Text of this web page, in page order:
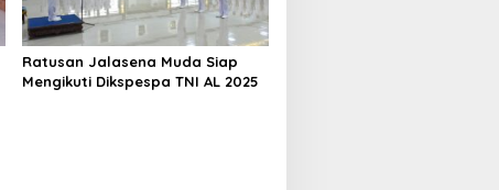
Ratusan Jalasena Muda Siap
Mengikuti Dikspespa TNI AL 2025